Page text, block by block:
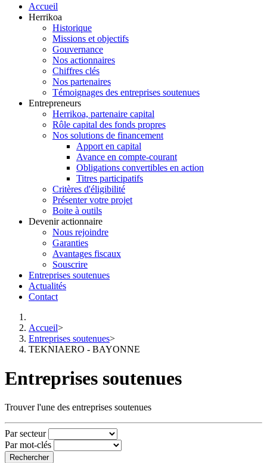
Accueil
Herrikoa
Historique
Missions et objectifs
Gouvernance
Nos actionnaires
Chiffres clés
Nos partenaires
Témoignages des entreprises soutenues
Entrepreneurs
Herrikoa, partenaire capital
Rôle capital des fonds propres
Nos solutions de financement
Apport en capital
Avance en compte-courant
Obligations convertibles en action
Titres participatifs
Critères d'éligibilité
Présenter votre projet
Boite à outils
Devenir actionnaire
Nous rejoindre
Garanties
Avantages fiscaux
Souscrire
Entreprises soutenues
Actualités
Contact
Accueil>
Entreprises soutenues>
TEKNIAERO - BAYONNE
Entreprises soutenues
Trouver l'une des entreprises soutenues
Par secteur
Par mot-clés
Rechercher